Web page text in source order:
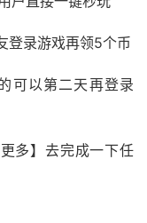
登录游戏再领5个币
可以第二天再登录
多】去完成一下任